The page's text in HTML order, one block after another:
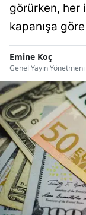
görürken, her
kapanışa
Emine Koç
Genel Yayın Yönetmeni